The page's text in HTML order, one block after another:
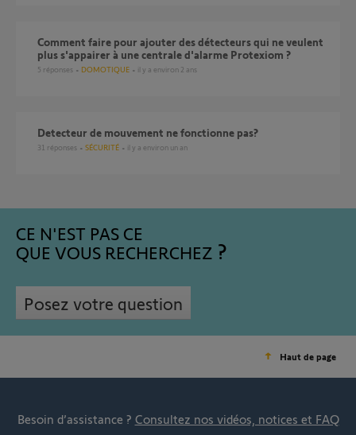
Comment faire pour ajouter des détecteurs qui ne veulent
plus s'appairer à une centrale d'alarme Protexiom ?
5 réponses DOMOTIQUE il y a environ 2 ans
Detecteur de mouvement ne fonctionne pas?
31 réponses SÉCURITÉ il y a environ un an
CE N'EST PAS CE
QUE VOUS RECHERCHEZ
Posez votre question
Haut de page
Besoin d’assistance ? Consultez nos vidéos, notices et FAQ